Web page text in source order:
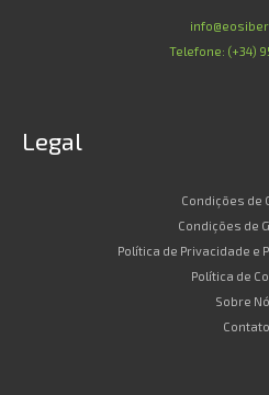
Telefone: (+34)
Legal
Condições de
Condições de
Política de Privacidade e
Política de
Sobre
Contato